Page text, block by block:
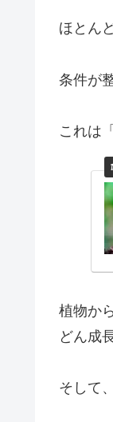
ほとん
条件が
これは
植物か
どん成
そして